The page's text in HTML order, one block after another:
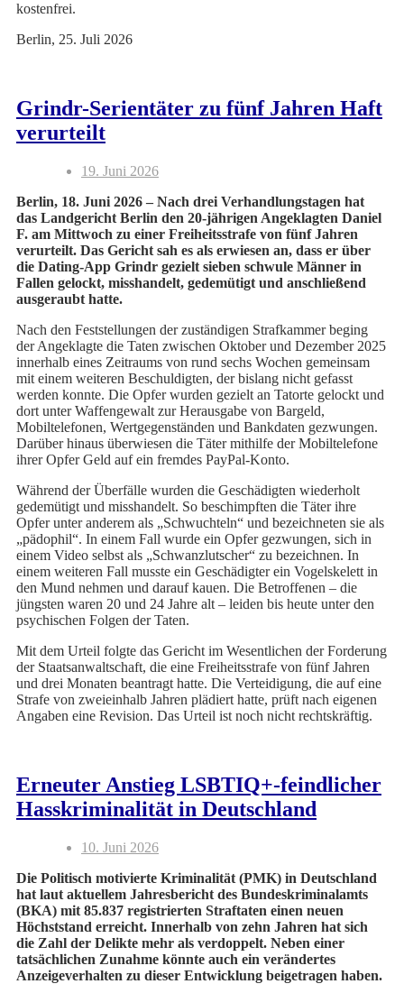
kostenfrei.
Berlin, 25. Juli 2026
Grindr-Serientäter zu fünf Jahren Haft
verurteilt
19. Juni 2026
Berlin, 18. Juni 2026 – Nach drei Verhandlungstagen hat
das Landgericht Berlin den 20-jährigen Angeklagten Daniel
F. am Mittwoch zu einer Freiheitsstrafe von fünf Jahren
verurteilt. Das Gericht sah es als erwiesen an, dass er über
die Dating-App Grindr gezielt sieben schwule Männer in
Fallen gelockt, misshandelt, gedemütigt und anschließend
ausgeraubt hatte.
Nach den Feststellungen der zuständigen Strafkammer beging
der Angeklagte die Taten zwischen Oktober und Dezember 2025
innerhalb eines Zeitraums von rund sechs Wochen gemeinsam
mit einem weiteren Beschuldigten, der bislang nicht gefasst
werden konnte. Die Opfer wurden gezielt an Tatorte gelockt und
dort unter Waffengewalt zur Herausgabe von Bargeld,
Mobiltelefonen, Wertgegenständen und Bankdaten gezwungen.
Darüber hinaus überwiesen die Täter mithilfe der Mobiltelefone
ihrer Opfer Geld auf ein fremdes PayPal-Konto.
Während der Überfälle wurden die Geschädigten wiederholt
gedemütigt und misshandelt. So beschimpften die Täter ihre
Opfer unter anderem als „Schwuchteln“ und bezeichneten sie als
„pädophil“. In einem Fall wurde ein Opfer gezwungen, sich in
einem Video selbst als „Schwanzlutscher“ zu bezeichnen. In
einem weiteren Fall musste ein Geschädigter ein Vogelskelett in
den Mund nehmen und darauf kauen. Die Betroffenen – die
jüngsten waren 20 und 24 Jahre alt – leiden bis heute unter den
psychischen Folgen der Taten.
Mit dem Urteil folgte das Gericht im Wesentlichen der Forderung
der Staatsanwaltschaft, die eine Freiheitsstrafe von fünf Jahren
und drei Monaten beantragt hatte. Die Verteidigung, die auf eine
Strafe von zweieinhalb Jahren plädiert hatte, prüft nach eigenen
Angaben eine Revision. Das Urteil ist noch nicht rechtskräftig.
Erneuter Anstieg LSBTIQ+-feindlicher
Hasskriminalität in Deutschland
10. Juni 2026
Die Politisch motivierte Kriminalität (PMK) in Deutschland
hat laut aktuellem Jahresbericht des Bundeskriminalamts
(BKA) mit 85.837 registrierten Straftaten einen neuen
Höchststand erreicht. Innerhalb von zehn Jahren hat sich
die Zahl der Delikte mehr als verdoppelt. Neben einer
tatsächlichen Zunahme könnte auch ein verändertes
Anzeigeverhalten zu dieser Entwicklung beigetragen haben.